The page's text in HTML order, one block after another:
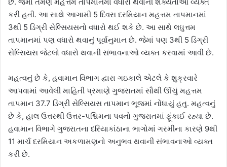
કરી હતી. આ સાથે આગામી 5 દિવસ દરમિયાન મહત્તમ તાપમાનમાં
3થી 5 ડિગ્રી સેલ્સિયસનો વધારો થઈ શકે છે. આ સાથે લઘુત્તમ
તાપમાનમાં પણ વધારો થવાનું પૂર્વાનુમાન છે. જેમાં પણ 3થી 5 ડિગ્રી
સેલ્સિયસ જેટલો વધારો થવાની સંભાવનાઓ વ્યક્ત કરવામાં આવી છે.
મહત્વનું છે કે, હવામાન વિભાગ દ્વારા ગઇકાલે એટલે કે શુક્રવારે
આપવામાં આવેલી માહિતી પ્રમાણે ગુજરાતમાં સૌથી ઊંચું મહત્તમ
તાપમાન 37.7 ડિગ્રી સેલ્સિયસ તાપમાન ભૂજમાં નોંધાયું હતુ. મહત્વનું
છે કે, હાલ ઉત્તરથી ઉત્તર-પશ્ચિમના પવનો ગુજરાતમાં ફૂંકાઈ રહ્યા છે.
હવામાન વિભાગે ગુજરાતના દરિયાકાંઠાના ભાગોમાં ગરમીના કારણે 9થી
11 માર્ચ દરમિયાન અકળામણનો અનુભવ થવાની સંભાવનાઓ વ્યક્ત
કરી છે.